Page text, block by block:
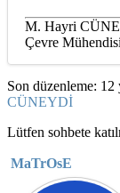
M. Hayri
Çevre
Son düzenleme: 12
CÜNEYDİ
Lütfen sohbete
MaTrOsE